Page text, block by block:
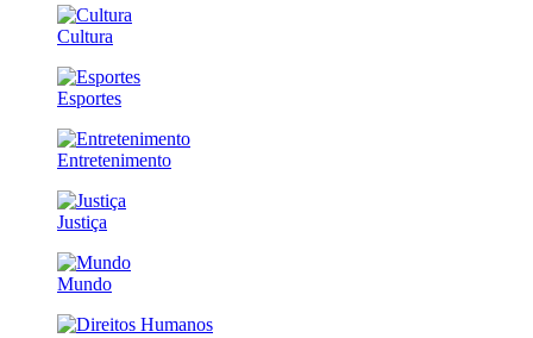
Cultura
Esportes
Entretenimento
Justiça
Mundo